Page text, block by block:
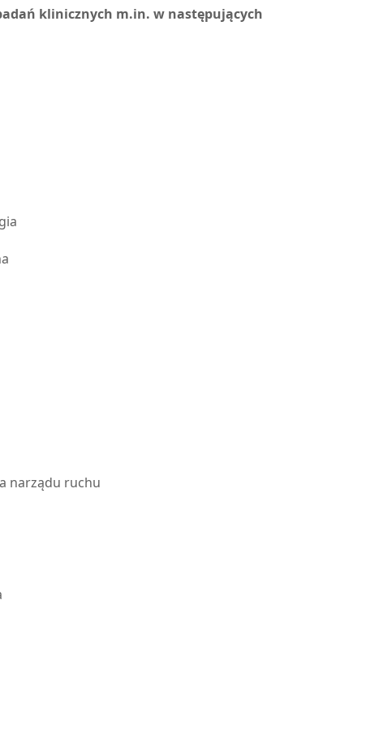
klinicznych m.in. w następujących
narządu ruchu